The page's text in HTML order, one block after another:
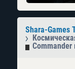
Shara-Games
Commander